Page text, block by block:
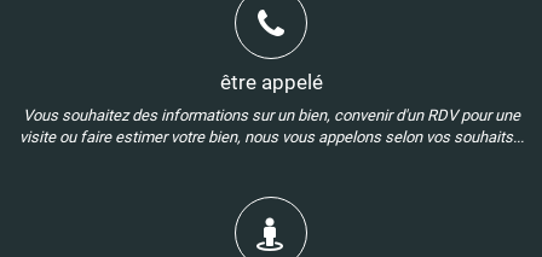
être appelé
Vous souhaitez des informations sur un bien, convenir d'un RDV pour une
visite ou faire estimer votre bien, nous vous appelons selon vos souhaits...